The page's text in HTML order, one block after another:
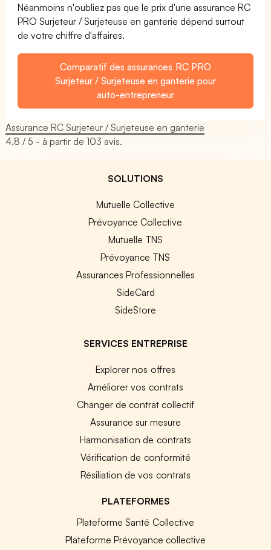
Néanmoins n'oubliez pas que le prix d'une assurance RC
PRO Surjeteur / Surjeteuse en ganterie dépend surtout
de votre chiffre d'affaires.
Comparatif des assurances RC PRO
Surjeteur / Surjeteuse en ganterie pour
auto-entrepreneur
Assurance RC Surjeteur / Surjeteuse en ganterie
4.8 / 5 - à partir de103 avis.
SOLUTIONS
Mutuelle Collective
Prévoyance Collective
Mutuelle TNS
Prévoyance TNS
Assurances Professionnelles
SideCard
SideStore
SERVICES ENTREPRISE
Explorer nos offres
Améliorer vos contrats
Changer de contrat collectif
Assurance sur mesure
Harmonisation de contrats
Vérification de conformité
Résiliation de vos contrats
PLATEFORMES
Plateforme Santé Collective
Plateforme Prévoyance collective